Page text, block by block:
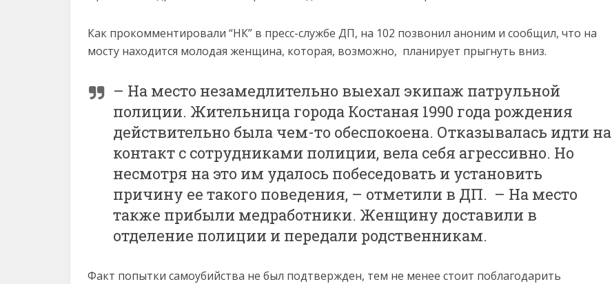
Как прокомментировали “НК” в пресс-службе ДП, на 102 позвонил аноним и сообщил, что на
мосту находится молодая женщина, которая, возможно, планирует прыгнуть вниз.
– На место незамедлительно выехал экипаж патрульной
полиции. Жительница города Костаная 1990 года рождения
действительно была чем-то обеспокоена. Отказывалась идти на
контакт с сотрудниками полиции, вела себя агрессивно. Но
несмотря на это им удалось побеседовать и установить
причину ее такого поведения, – отметили в ДП. – На место
также прибыли медработники. Женщину доставили в
отделение полиции и передали родственникам.
Факт попытки самоубийства не был подтвержден, тем не менее стоит поблагодарить